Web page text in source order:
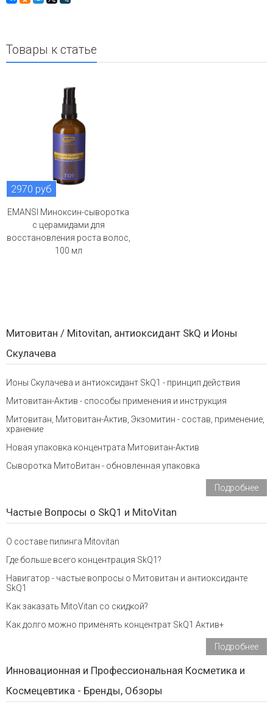
Товары к статье
2970 руб
EMANSI Миноксин-сыворотка
с церамидами для
восстановления роста волос,
100 мл
Митовитан / Mitovitan, антиоксидант SkQ и Ионы
Скулачева
Ионы Скулачева и антиоксидант SkQ1 - принцип действия
Митовитан-Актив - способы применения и инструкция
Митовитан, Митовитан-Актив, Экзомитин - состав, применение,
хранение
Новая упаковка концентрата Митовитан-Актив
Сыворотка МитоВитан - обновленная упаковка
Подробнее
Частые Вопросы о SkQ1 и MitoVitan
О составе пилинга Mitovitan
Где больше всего концентрация SkQ1?
Навигатор - частые вопросы о Митовитан и антиоксиданте
SkQ1
Как заказать MitoVitan со скидкой?
Как долго можно применять концентрат SkQ1 Актив+
Подробнее
Инновационная и Профессиональная Косметика и
Космецевтика - Бренды, Обзоры